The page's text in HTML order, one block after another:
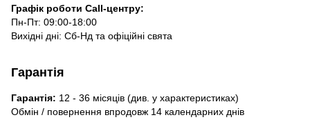
Графік роботи Call-центру:
Пн-Пт: 09:00-18:00
Вихідні дні: Сб-Нд та офіційні свята
Гарантія
Гарантія: 12 - 36 місяців (див. у характеристиках)
Обмін / повернення впродовж 14 календарних днів